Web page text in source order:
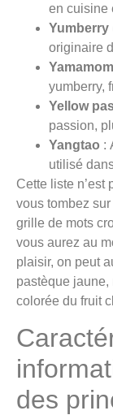
en cuisine
Yumberry
originaire
yumberry,
Yellow
passion,
Yangtao :
utilisé
Cette liste n’est
vous tombez
grille de mots
vous aurez au
plaisir, on peut
pastèque jaune,
colorée du fruit
des